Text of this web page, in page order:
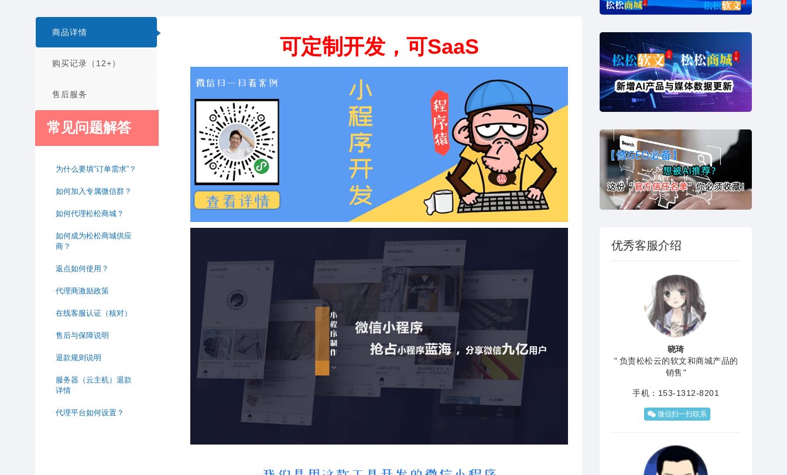
商品详情
购买记录（12+）
售后服务
常见问题解答
为什么要填“订单需求”？
如何加入专属微信群？
如何代理松松商城？
如何成为松松商城供应
商？
返点如何使用？
代理商激励政策
在线客服认证（核对）
售后与保障说明
退款规则说明
服务器（云主机）退款
详情
代理平台如何设置？
可定制开发，可SaaS
优秀客服介绍
晓琦
"负责松松云的软文和商城产品的
销售"
手机：153-1312-8201
微信扫一扫联系